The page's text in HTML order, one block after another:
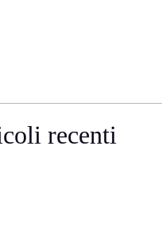
recenti